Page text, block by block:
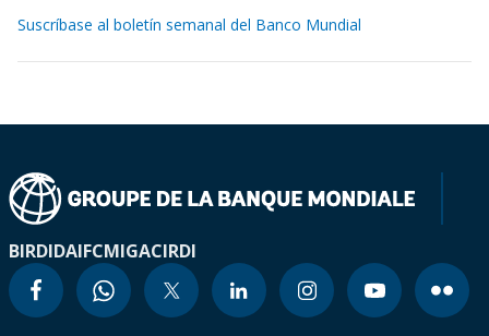
Suscríbase al boletín semanal del Banco Mundial
BIRDIDAIFCMIGACIRDI